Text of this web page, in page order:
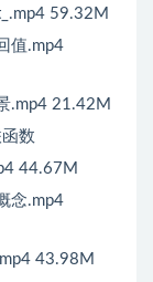
59.32M
值.mp4
.mp4 21.42M
数
44.67M
念.mp4
43.98M